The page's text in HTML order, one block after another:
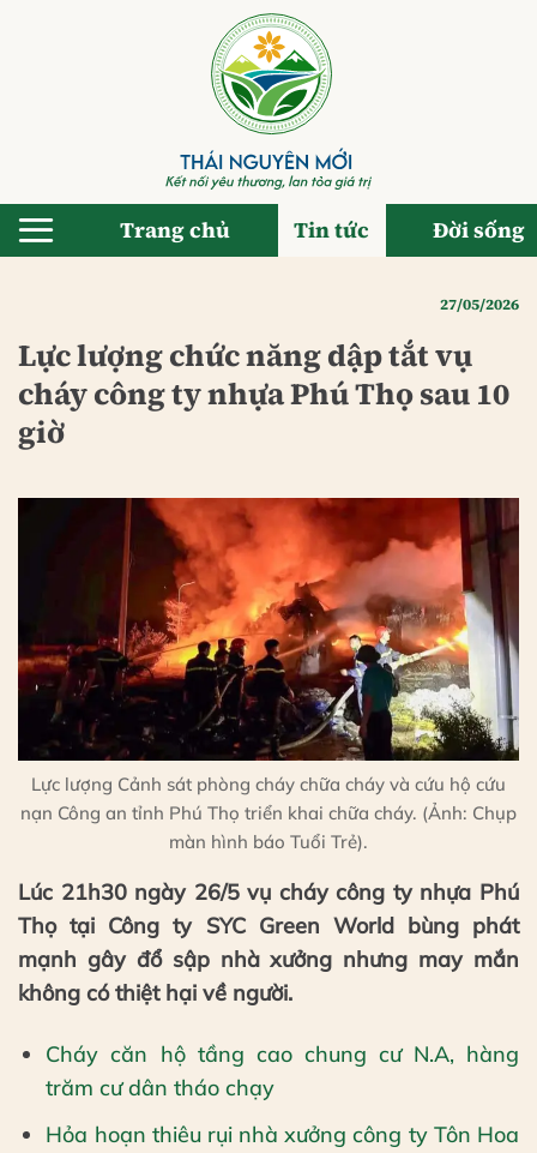
Trang chủ Tin tức Đời sống
27/05/2026
Lực lượng chức năng dập tắt vụ
cháy công ty nhựa Phú Thọ sau 10
giờ
Lực lượng Cảnh sát phòng cháy chữa cháy và cứu hộ cứu
nạn Công an tỉnh Phú Thọ triển khai chữa cháy. (Ảnh: Chụp
màn hình báo Tuổi Trẻ).
Lúc 21h30 ngày 26/5 vụ cháy công ty nhựa Phú
Thọ tại Công ty SYC Green World bùng phát
mạnh gây đổ sập nhà xưởng nhưng may mắn
không có thiệt hại về người.
Cháy căn hộ tầng cao chung cư N.A, hàng
trăm cư dân tháo chạy
Hỏa hoạn thiêu rụi nhà xưởng công ty Tôn Hoa